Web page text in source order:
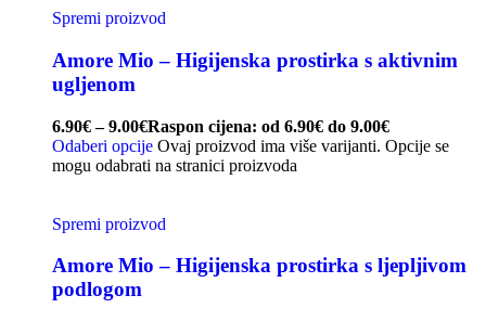
Spremi proizvod
Amore Mio – Higijenska prostirka s aktivnim
ugljenom
6.90€ – 9.00€Raspon cijena: od 6.90€ do 9.00€
Odaberi opcije Ovaj proizvod ima više varijanti. Opcije se
mogu odabrati na stranici proizvoda
Spremi proizvod
Amore Mio – Higijenska prostirka s ljepljivom
podlogom